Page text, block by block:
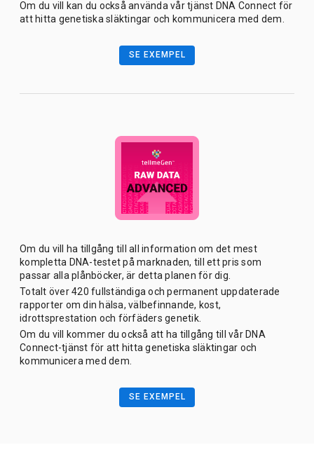
Om du vill kan du också använda vår tjänst DNA Connect för
att hitta genetiska släktingar och kommunicera med dem.
SE EXEMPEL
Om du vill ha tillgång till all information om det mest
kompletta DNA-testet på marknaden, till ett pris som
passar alla plånböcker, är detta planen för dig.
Totalt över 420 fullständiga och permanent uppdaterade
rapporter om din hälsa, välbefinnande, kost,
idrottsprestation och förfäders genetik.
Om du vill kommer du också att ha tillgång till vår DNA
Connect-tjänst för att hitta genetiska släktingar och
kommunicera med dem.
SE EXEMPEL